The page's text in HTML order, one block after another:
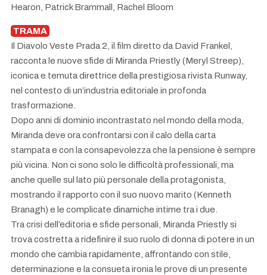
Hearon, Patrick Brammall, Rachel Bloom
TRAMA
Il Diavolo Veste Prada 2, il film diretto da David Frankel,
racconta le nuove sfide di Miranda Priestly (Meryl Streep),
iconica e temuta direttrice della prestigiosa rivista Runway,
nel contesto di un’industria editoriale in profonda
trasformazione.
Dopo anni di dominio incontrastato nel mondo della moda,
Miranda deve ora confrontarsi con il calo della carta
stampata e con la consapevolezza che la pensione è sempre
più vicina. Non ci sono solo le difficoltà professionali, ma
anche quelle sul lato più personale della protagonista,
mostrando il rapporto con il suo nuovo marito (Kenneth
Branagh) e le complicate dinamiche intime tra i due.
Tra crisi dell’editoria e sfide personali, Miranda Priestly si
trova costretta a ridefinire il suo ruolo di donna di potere in un
mondo che cambia rapidamente, affrontando con stile,
determinazione e la consueta ironia le prove di un presente